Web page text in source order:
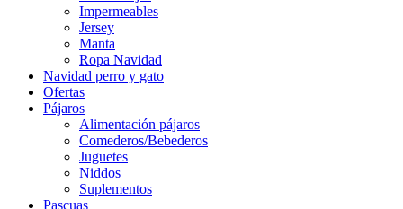
Impermeables
Jersey
Manta
Ropa Navidad
Navidad perro y gato
Ofertas
Pájaros
Alimentación pájaros
Comederos/Bebederos
Juguetes
Niddos
Suplementos
Pascuas